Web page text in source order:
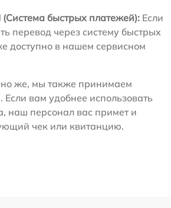
быстрых платежей): Если
перевод через систему быстрых
доступно в нашем сервисном
же, мы также принимаем
вам удобнее использовать
наш персонал вас примет и
чек или квитанцию.